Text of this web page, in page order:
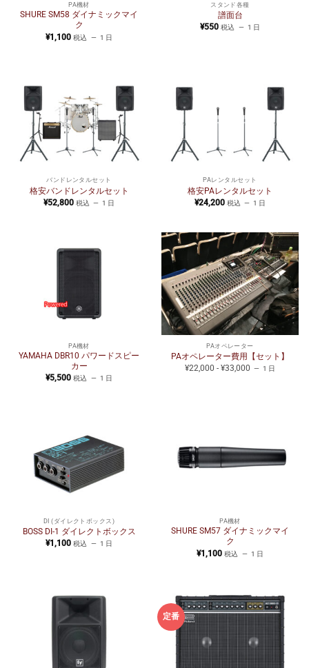
PA機材
SHURE SM58 ダイナミックマイ
ク
¥1,100 税込 1 日
スタンド各種
譜面台
¥550 税込 1 日
バンドレンタルセット
格安バンドレンタルセット
¥52,800 税込 1 日
PAレンタルセット
格安PAレンタルセット
¥24,200 税込 1 日
PA機材
YAMAHA DBR10 パワードスピー
カー
¥5,500 税込 1 日
PAオペレーター
PAオペレーター費用【セット】
¥22,000 - ¥33,000
1 日
DI (ダイレクトボックス)
BOSS DI-1 ダイレクトボックス
¥1,100 税込 1 日
PA機材
SHURE SM57 ダイナミックマイ
ク
¥1,100 税込 1 日
定番